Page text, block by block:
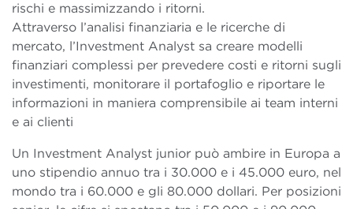
rischi e massimizzando i ritorni.
Attraverso l’analisi finanziaria e le ricerche di
mercato, l’Investment Analyst sa creare modelli
finanziari complessi per prevedere costi e ritorni sugli
investimenti, monitorare il portafoglio e riportare le
informazioni in maniera comprensibile ai team interni
e ai clienti
Un Investment Analyst junior può ambire in Europa a
uno stipendio annuo tra i 30.000 e i 45.000 euro, nel
mondo tra i 60.000 e gli 80.000 dollari. Per posizioni